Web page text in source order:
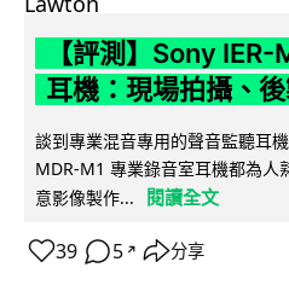
【評測】Sony
耳機：現場拍攝、
談到專業混音專用的聲音監聽耳
MDR-M1 專業錄音室耳機都為人
意影像製作...
閱讀全文
39 5 ↗ 分享